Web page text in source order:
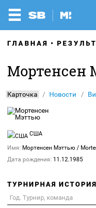
ГЛАВНАЯ
Мортенсен
Карточка Новости
США
Имя: Мортенсен Мэттью /
Дата рождения: 11.12.1985
ТУРНИРНАЯ ИСТОРИЯ
Год. Турнир, команда